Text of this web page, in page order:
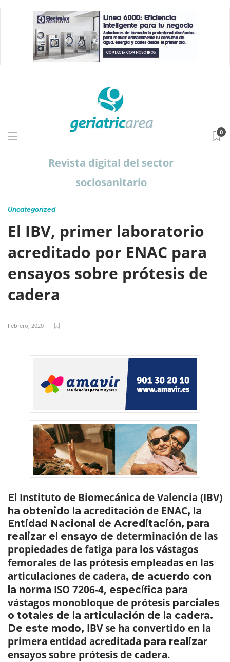
Revista digital del sector
sociosanitario
0
Uncategorized
El IBV, primer laboratorio
acreditado por ENAC para
ensayos sobre prótesis de
cadera
Febrero, 2020
El Instituto de Biomecánica de Valencia (IBV)
ha obtenido la acreditación de ENAC, la
Entidad Nacional de Acreditación, para
realizar el ensayo de determinación de las
propiedades de fatiga para los vástagos
femorales de las prótesis empleadas en las
articulaciones de cadera, de acuerdo con
la norma ISO 7206-4, específica para
vástagos monobloque de prótesis parciales
o totales de la articulación de la cadera.
De este modo, IBV se ha convertido en la
primera entidad acreditada para realizar
ensayos sobre prótesis de cadera.